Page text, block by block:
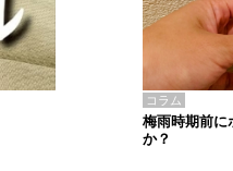
コラム
梅雨時期前に
か？